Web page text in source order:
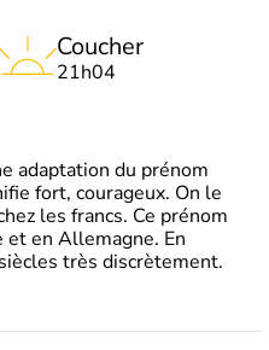
Coucher
21h04
adaptation du prénom
fort, courageux. On le
les francs. Ce prénom
et en Allemagne. En
très discrètement.